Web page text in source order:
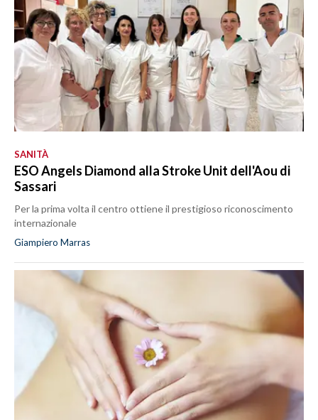
SANITÀ
ESO Angels Diamond alla Stroke Unit dell'Aou di
Sassari
Per la prima volta il centro ottiene il prestigioso riconoscimento
internazionale
Giampiero Marras